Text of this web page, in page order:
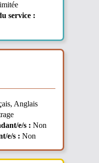
service :
Anglais
e/s : Non
e/s : Non